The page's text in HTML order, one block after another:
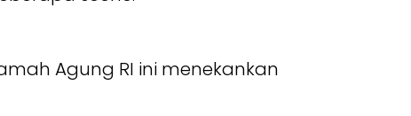
Agung RI ini menekankan